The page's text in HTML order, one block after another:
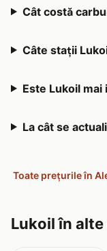
Cât costă
Câte stații
Este Lukoil
La cât se
Toate prețurile în
Lukoil în alte